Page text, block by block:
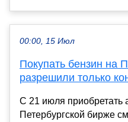
00:00, 15 Июл
Покупать бензин на
разрешили только
С 21 июля приобретать
Петербургской бирже